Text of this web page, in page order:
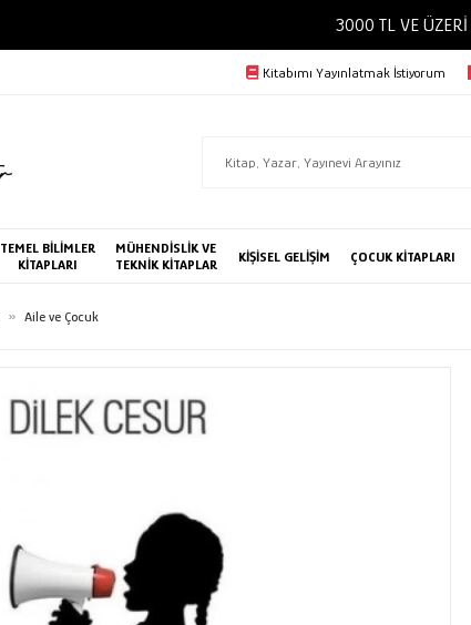
3000 TL VE
Kitabımı Yayınlatmak İstiyorum
TEMEL BİLİMLER
KİTAPLARI
MÜHENDİSLİK VE
TEKNİK KİTAPLAR
KİŞİSEL GELİŞİM ÇOCUK KİTAPLARI
Aile ve Çocuk